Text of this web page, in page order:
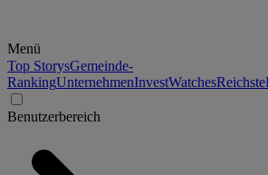
Menü
Top StorysGemeinde-
RankingUnternehmenInvestWatchesReichste
Benutzerbereich